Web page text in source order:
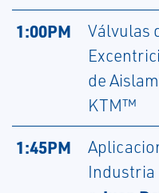
1:00PM
Válvulas
de
KTM™
1:45PM
Industria